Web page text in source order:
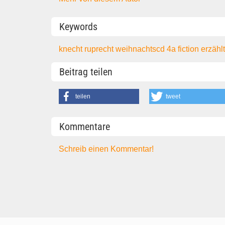
Keywords
knecht ruprechtweihnachtscd4afictionerzählt
Beitrag teilen
teilen tweet
Kommentare
Schreib einen Kommentar!